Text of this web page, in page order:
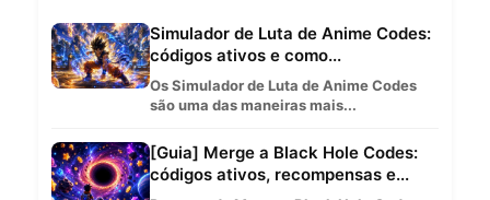
Simulador de Luta de Anime Codes:
códigos ativos e como...
Os Simulador de Luta de Anime Codes
são uma das maneiras mais...
[Guia] Merge a Black Hole Codes:
códigos ativos, recompensas e...